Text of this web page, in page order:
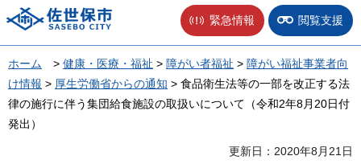
佐世保市 緊急情報 閲覧支援
ホーム > 健康・医療・福祉 > 障がい者福祉 > 障がい福祉事業者向
け情報 > 厚生労働省からの通知 > 食品衛生法等の一部を改正する法
律の施行に伴う集団給食施設の取扱いについて（令和2年8月20日付
発出）
更新日：2020年8月21日